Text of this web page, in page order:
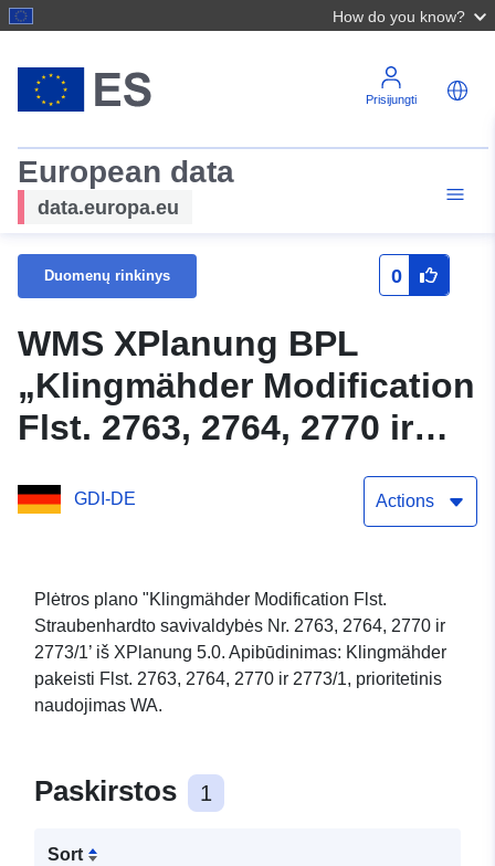
How do you know?
Prisijungti
European data
data.europa.eu
Duomenų rinkinys 0
WMS XPlanung BPL
„Klingmähder Modification
Flst. 2763, 2764, 2770 ir
GDI-DE Actions
Plėtros plano "Klingmähder Modification Flst.
Straubenhardto savivaldybės Nr. 2763, 2764, 2770 ir
2773/1’ iš XPlanung 5.0. Apibūdinimas: Klingmähder
pakeisti Flst. 2763, 2764, 2770 ir 2773/1, prioritetinis
naudojimas WA.
Paskirstos 1
Sort